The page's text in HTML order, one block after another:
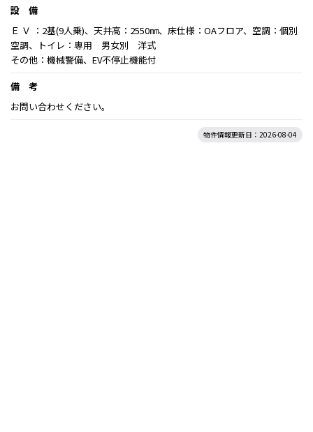
設 備
Ｅ Ｖ ：2基(9人乗)、天井高：2550㎜、床仕様：OAフロア、空調：個別
空調、トイレ：専用 男女別 洋式
その他：機械警備、EV不停止機能付
備 考
お問い合わせください。
物件情報更新日：2026-08-04